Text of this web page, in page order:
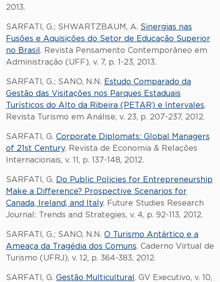
2013.
SARFATI, G.; SHWARTZBAUM, A. Sinergias nas
Fusões e Aquisições do Setor de Educação Superior
no Brasil . Revista Pensamento Contemporâneo em
Administração (UFF), v. 7, p. 1-23, 2013.
SARFATI, G.; SANO, N.N. Estudo Comparado da
Gestão das Visitações nos Parques Estaduais
Turísticos do Alto da Ribeira (PETAR) e Intervales.
Revista Turismo em Análise, v. 23, p. 207-237, 2012.
SARFATI, G. Corporate Diplomats: Global Managers
of 21st Century. Revista de Economia & Relações
Internacionais, v. 11, p. 137-148, 2012.
SARFATI, G. Do Public Policies for Entrepreneurship
Make a Difference? Prospective Scenarios for
Canada, Ireland, and Italy. Future Studies Research
Journal: Trends and Strategies, v. 4, p. 92-113, 2012.
SARFATI, G.; SANO, N.N. O Turismo Antártico e a
Ameaça da Tragédia dos Comuns. Caderno Virtual de
Turismo (UFRJ), v. 12, p. 364-383, 2012.
SARFATI, G. Gestão Multicultural . GV Executivo, v. 10,